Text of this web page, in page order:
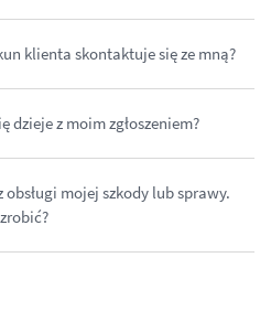
klienta skontaktuje się ze mną?
dzieje z moim zgłoszeniem?
obsługi mojej szkody lub sprawy.